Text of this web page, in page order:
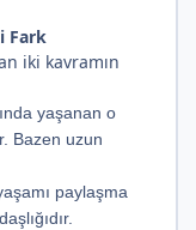
Fark
iki kavramın
yaşanan o
Bazen uzun
paylaşma